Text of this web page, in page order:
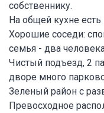
собственнику.
На общей кухне
Хорошие соседи:
семья - два
Чистый подъезд, 2
дворе много
Зеленый район с
Превосходное